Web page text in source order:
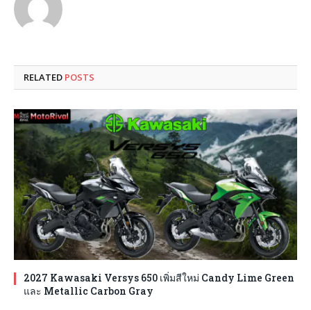
RELATED POSTS
2027 Kawasaki Versys 650 เพิ่มสีใหม่ Candy Lime Green
และ Metallic Carbon Gray